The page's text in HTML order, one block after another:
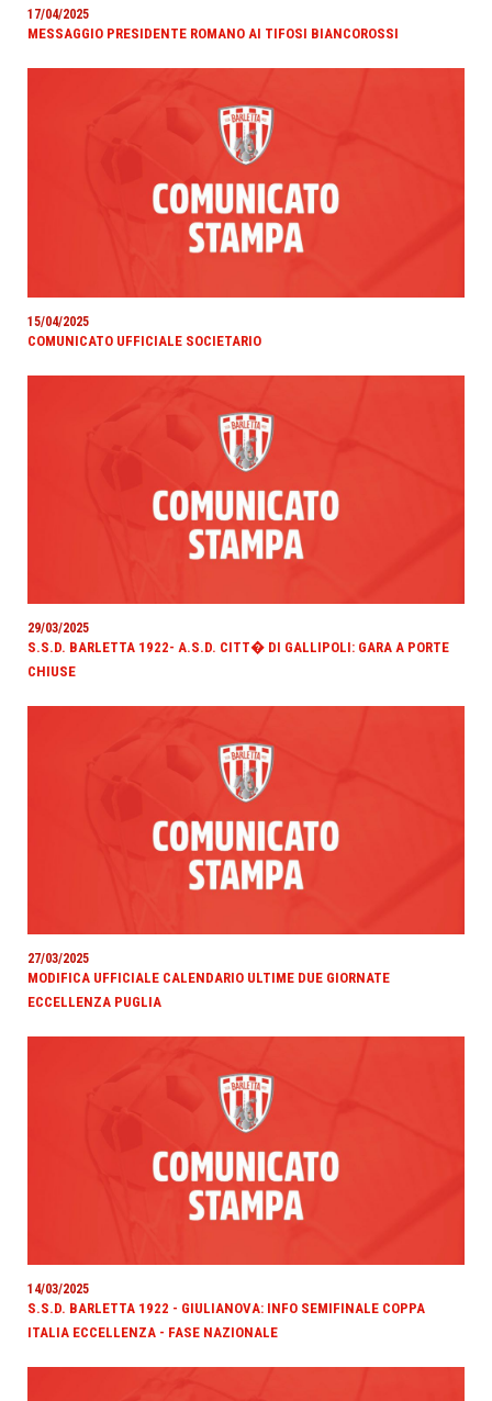
17/04/2025
MESSAGGIO PRESIDENTE ROMANO AI TIFOSI BIANCOROSSI
15/04/2025
COMUNICATO UFFICIALE SOCIETARIO
29/03/2025
S.S.D. BARLETTA 1922- A.S.D. CITT� DI GALLIPOLI: GARA A PORTE
CHIUSE
27/03/2025
MODIFICA UFFICIALE CALENDARIO ULTIME DUE GIORNATE
ECCELLENZA PUGLIA
14/03/2025
S.S.D. BARLETTA 1922 - GIULIANOVA: INFO SEMIFINALE COPPA
ITALIA ECCELLENZA - FASE NAZIONALE